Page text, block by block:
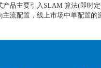
产品主要引入SLAM 算法(即时
主流配置，线上市场中单配置的